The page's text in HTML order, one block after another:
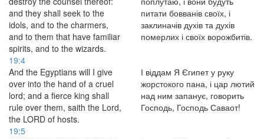
and they shall seek to the
idols, and to the charmers,
and to them that have familiar
spirits, and to the wizards.
питати бовванів своїх, і
заклиначів духів та духів
померлих і своїх ворожбитів.
19:4
And the Egyptians will I give
over into the hand of a cruel
lord; and a fierce king shall
rule over them, saith the Lord,
the LORD of hosts.
І віддам Я Єгипет у руку
жорстокого пана, і цар лютий
над ним запанує, говорить
Господь, Господь Саваот!
19:5